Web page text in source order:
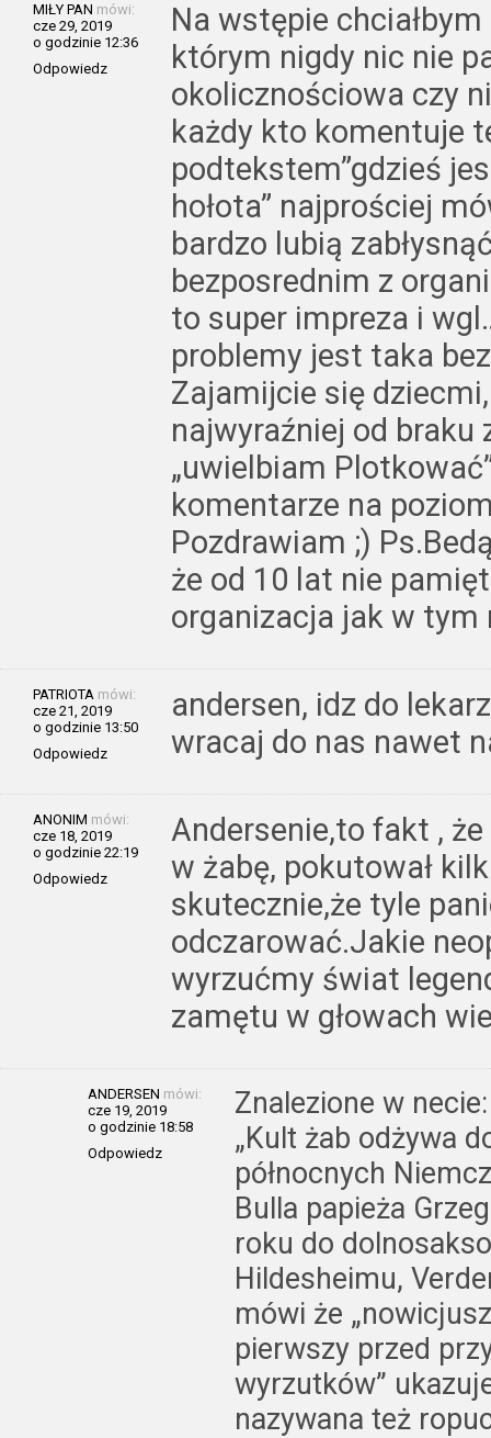
MIŁY PAN mówi:
cze 29, 2019
o godzinie 12:36
Odpowiedz
Na wstępie
którym nigdy nic nie
okolicznościowa czy
każdy kto komentuje
podtekstem”gdzieś
hołota” najprościej
bardzo lubią
bezposrednim z
to super impreza i
problemy jest taka
Zajamijcie się
najwyraźniej od
„uwielbiam
komentarze na
Pozdrawiam ;)
że od 10 lat nie
organizacja jak w tym
PATRIOTA mówi:
cze 21, 2019
o godzinie 13:50
Odpowiedz
andersen, idz do
wracaj do nas nawet
ANONIM mówi:
cze 18, 2019
o godzinie 22:19
Odpowiedz
Andersenie,to fakt ,
w żabę, pokutował
skutecznie,że tyle
odczarować.Jakie
wyrzućmy świat
zamętu w głowach
ANDERSEN mówi:
cze 19, 2019
o godzinie 18:58
Odpowiedz
Znalezione w necie:
„Kult żab odżywa
północnych
Bulla papieża
roku do
Hildesheimu,
mówi że
pierwszy przed
wyrzutków”
nazywana też